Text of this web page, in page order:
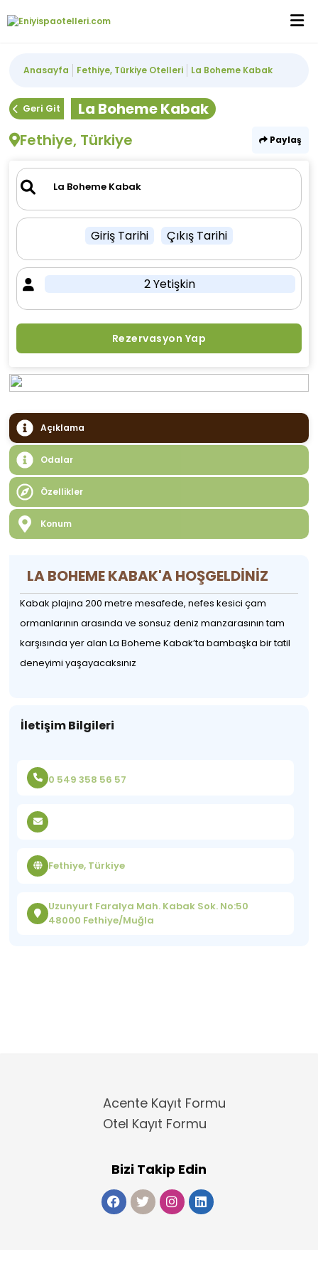
Anasayfa Fethiye, Türkiye Otelleri La Boheme Kabak
Geri Git
La Boheme Kabak
Fethiye, Türkiye
Paylaş
Giriş Tarihi Çıkış Tarihi
2 Yetişkin
Rezervasyon Yap
Açıklama
Odalar
Özellikler
Konum
LA BOHEME KABAK'A HOŞGELDİNİZ
Kabak plajına 200 metre mesafede, nefes kesici çam
ormanlarının arasında ve sonsuz deniz manzarasının tam
karşısında yer alan La Boheme Kabak’ta bambaşka bir tatil
deneyimi yaşayacaksınız
İletişim Bilgileri
0 549 358 56 57
Fethiye, Türkiye
Uzunyurt Faralya Mah. Kabak Sok. No:50
48000 Fethiye/Muğla
Acente Kayıt Formu
Otel Kayıt Formu
Bizi Takip Edin